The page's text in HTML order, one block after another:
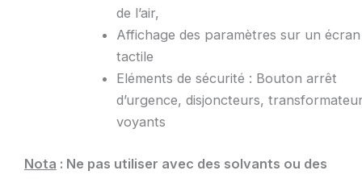
de l’air,
Affichage des paramètres sur un écran
tactile
Eléments de sécurité : Bouton arrêt
d’urgence, disjoncteurs,
voyants
Nota : Ne pas utiliser avec des solvants ou des